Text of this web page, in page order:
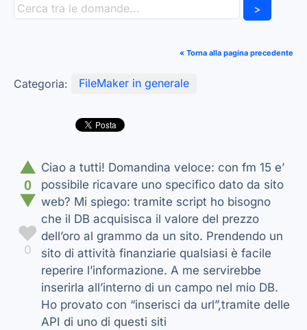
>
« Torna alla pagina precedente
Categoria: FileMaker in generale
▲
0
▼
♥
0
Ciao a tutti! Domandina veloce: con fm 15 e’
possibile ricavare uno specifico dato da sito
web? Mi spiego: tramite script ho bisogno
che il DB acquisisca il valore del prezzo
dell’oro al grammo da un sito. Prendendo un
sito di attività finanziarie qualsiasi è facile
reperire l’informazione. A me servirebbe
inserirla all’interno di un campo nel mio DB.
Ho provato con “inserisci da url”,tramite delle
API di uno di questi siti